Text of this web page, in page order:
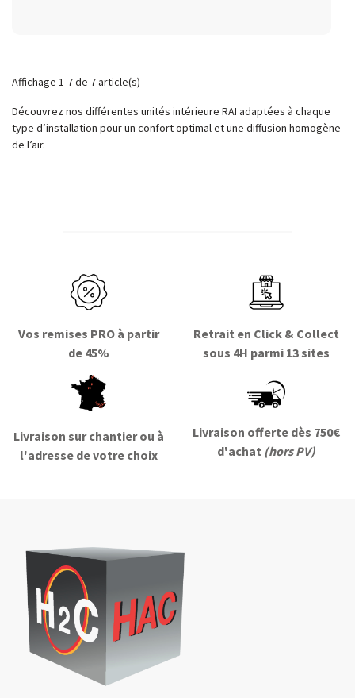
Affichage 1-7 de 7 article(s)
Découvrez nos différentes unités intérieure RAI adaptées à chaque
type d’installation pour un confort optimal et une diffusion homogène
de l’air.
Vos remises PRO à partir
de 45%
Retrait en Click & Collect
sous 4H parmi 13 sites
Livraison sur chantier ou à
l'adresse de votre choix
Livraison offerte dès 750€
d'achat (hors PV)